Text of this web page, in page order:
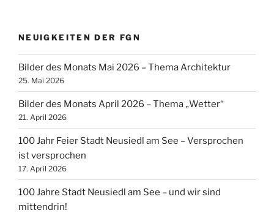
NEUIGKEITEN DER FGN
Bilder des Monats Mai 2026 – Thema Architektur
25. Mai 2026
Bilder des Monats April 2026 – Thema „Wetter“
21. April 2026
100 Jahr Feier Stadt Neusiedl am See – Versprochen
ist versprochen
17. April 2026
100 Jahre Stadt Neusiedl am See – und wir sind
mittendrin!